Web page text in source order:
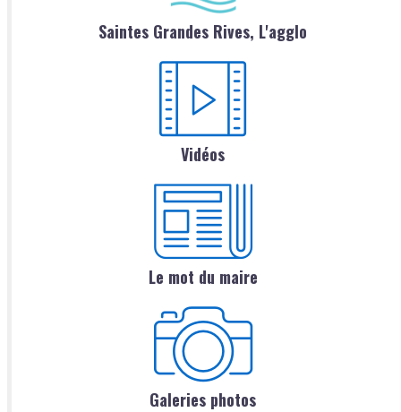
Saintes Grandes Rives, L'agglo
Vidéos
Le mot du maire
Galeries photos